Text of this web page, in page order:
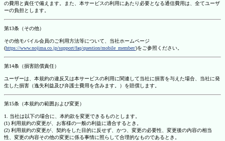
の費用と責任で備えます。また、本サービスの利用にあたり必要となる通信費用は、全てユーザ
ーの負担とします。
第13条（その他）
その他モバイル会員のご利用方法等について、当社ホームページ
(https://www.nojima.co.jp/support/faq/question/mobile_member/)をご参照ください。
第14条（損害賠償責任）
ユーザーは、本規約の違反又は本サービスの利用に関連して当社に損害を与えた場合、当社に発
生した損害（逸失利益及び弁護士費用を含みます。）を賠償します。
第15条（本規約の範囲および変更）
1. 当社は以下の場合に、本約款を変更できるものとします。
(1) 利用規約の変更が、お客様の一般の利益に適合するとき。
(2) 利用規約の変更が、契約をした目的に反せず、かつ、変更の必要性、変更後の内容の相当
性、変更の内容その他の変更に係る事情に照らして合理的なものであるとき。